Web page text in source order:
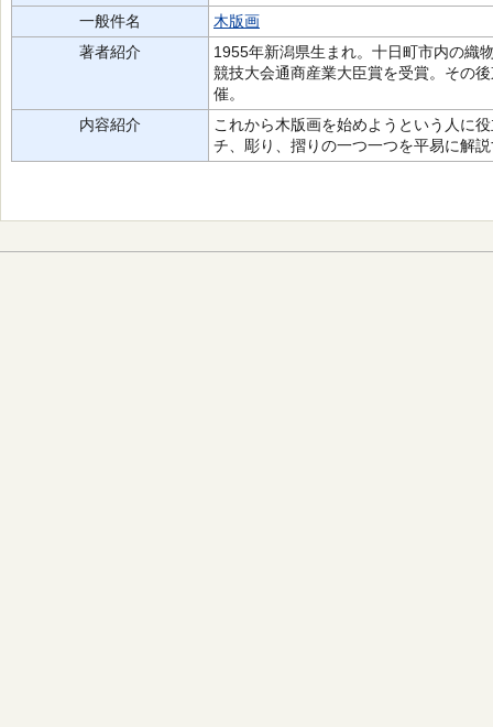
一般件名
木版画
著者紹介
1955年新潟県生まれ。十日町市内の織
競技大会通商産業大臣賞を受賞。その
催。
内容紹介
これから木版画を始めようという人に
チ、彫り、摺りの一つ一つを平易に解